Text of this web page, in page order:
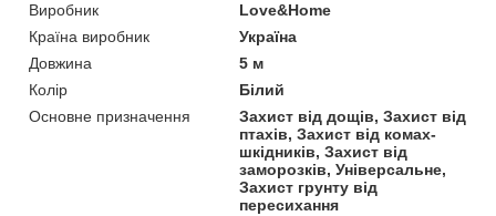
Виробник
Love&Home
Країна виробник
Україна
Довжина
5 м
Колір
Білий
Основне призначення
Захист від дощів, Захист від
птахів, Захист від комах-
шкідників, Захист від
заморозків, Універсальне,
Захист грунту від
пересихання